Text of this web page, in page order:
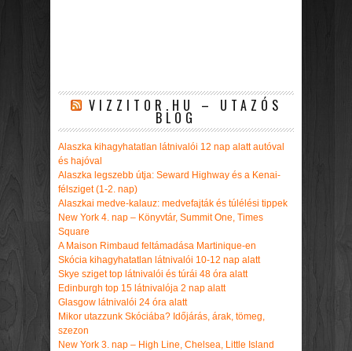
VIZZITOR.HU – UTAZÓS
BLOG
Alaszka kihagyhatatlan látnivalói 12 nap alatt autóval
és hajóval
Alaszka legszebb útja: Seward Highway és a Kenai-
félsziget (1-2. nap)
Alaszkai medve-kalauz: medvefajták és túlélési tippek
New York 4. nap – Könyvtár, Summit One, Times
Square
A Maison Rimbaud feltámadása Martinique-en
Skócia kihagyhatatlan látnivalói 10-12 nap alatt
Skye sziget top látnivalói és túrái 48 óra alatt
Edinburgh top 15 látnivalója 2 nap alatt
Glasgow látnivalói 24 óra alatt
Mikor utazzunk Skóciába? Időjárás, árak, tömeg,
szezon
New York 3. nap – High Line, Chelsea, Little Island